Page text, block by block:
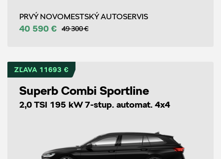
PRVÝ NOVOMESTSKÝ AUTOSERVIS
40 590 € 49 300 €
ZĽAVA 11693 €
Superb Combi Sportline
2,0 TSI 195 kW 7-stup. automat. 4x4